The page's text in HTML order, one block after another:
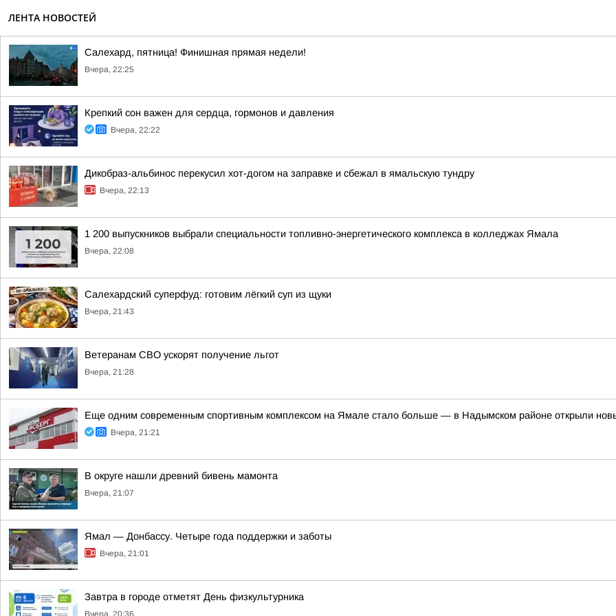
ЛЕНТА НОВОСТЕЙ
Салехард, пятница! Финишная прямая недели!
Вчера, 22:25
Крепкий сон важен для сердца, гормонов и давления
Вчера, 22:22
Дикобраз-альбинос перекусил хот-догом на заправке и сбежал в ямальскую тундру
Вчера, 22:13
1 200 выпускников выбрали специальности топливно-энергетического комплекса в колледжах Ямала
Вчера, 22:08
Салехардский суперфуд: готовим лёгкий суп из щуки
Вчера, 21:43
Ветеранам СВО ускорят получение льгот
Вчера, 21:28
Еще одним современным спортивным комплексом на Ямале стало больше — в Надымском районе открыли
Вчера, 21:21
В округе нашли древний бивень мамонта
Вчера, 21:07
Ямал — Донбассу. Четыре года поддержки и заботы
Вчера, 21:01
Завтра в городе отметят День физкультурника
Вчера, 20:36